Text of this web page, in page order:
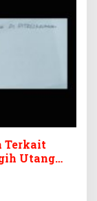
Terkait
Utang